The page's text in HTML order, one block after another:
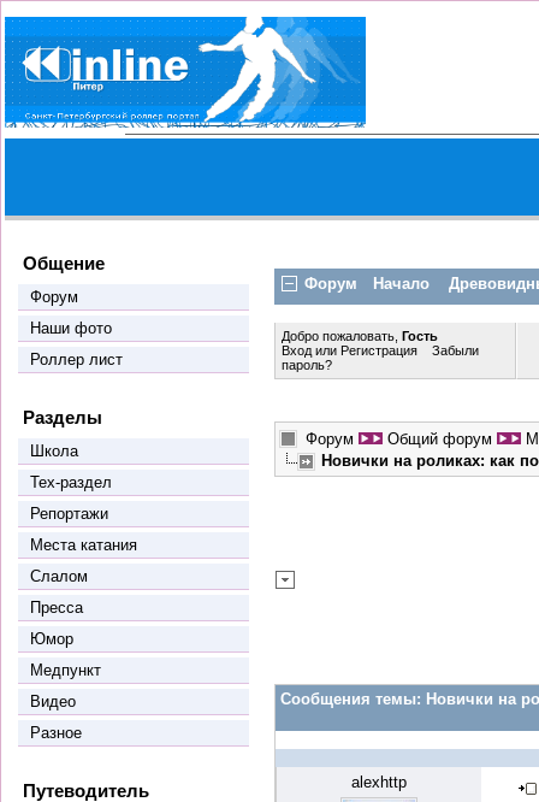
Общение
Форум
Наши фото
Роллер лист
Разделы
Школа
Тех-раздел
Репортажи
Места катания
Слалом
Пресса
Юмор
Медпункт
Видео
Разное
Путеводитель
Форум Начало
Добро пожаловать,Гость
Входили Регистрация
Забыли
пароль?
Форум Общий форум
Новички на роликах: как
Сообщения темы: Новички на
alexhttp